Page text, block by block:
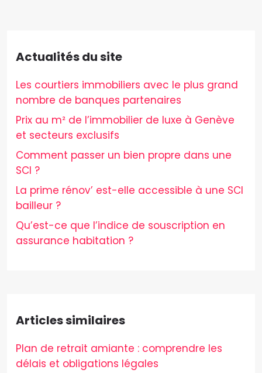
Actualités du site
Les courtiers immobiliers avec le plus grand
nombre de banques partenaires
Prix au m² de l’immobilier de luxe à Genève
et secteurs exclusifs
Comment passer un bien propre dans une
SCI ?
La prime rénov’ est-elle accessible à une SCI
bailleur ?
Qu’est-ce que l’indice de souscription en
assurance habitation ?
Articles similaires
Plan de retrait amiante : comprendre les
délais et obligations légales